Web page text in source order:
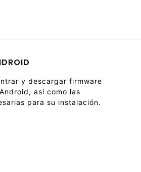
y descargar firmware
así como las
para su instalación.